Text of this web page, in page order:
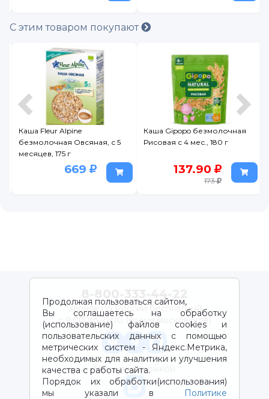
С этим товаром покупают
Каша Fleur Alpine
безмолочная Овсяная, с 5
месяцев, 175 г
669
Каша Gipopo безмолочная
Рисовая с 4 мес., 180 г
137.90
173
Продолжая пользоваться сайтом,
Вы соглашаетесь на обработку
(использование) файлов cookies и
пользовательских данных с помощью
метрических систем - Яндекс.Метрика,
необходимых для аналитики и улучшения
качества с работы сайта.
Порядок их обработки(использования)
мы указали в
Политике
Звонок по России бесплатный
с 9:00 до 21:00 (время московское)
Чат с поддержкой